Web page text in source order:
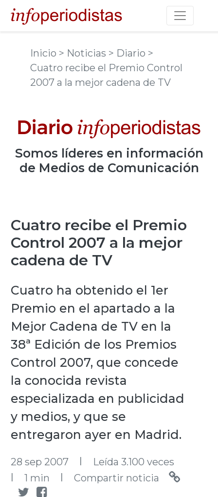
Toggle
Inicio > Noticias > Diario >
Cuatro recibe el Premio Control
2007 a la mejor cadena de TV
Somos líderes en información
de Medios de Comunicación
Cuatro recibe el Premio
Control 2007 a la mejor
cadena de TV
Cuatro ha obtenido el 1er
Premio en el apartado a la
Mejor Cadena de TV en la
38ª Edición de los Premios
Control 2007, que concede
la conocida revista
especializada en publicidad
y medios, y que se
entregaron ayer en Madrid.
28 sep 2007 l Leída 3.100 veces
l 1 min l Compartir noticia